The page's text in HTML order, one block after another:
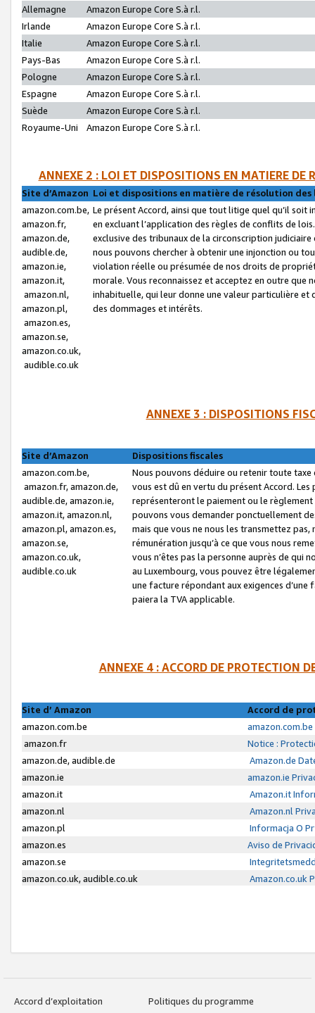
Allemagne
Amazon Europe Core S.à r.l.
Irlande
Amazon Europe Core S.à r.l.
Italie
Amazon Europe Core S.à r.l.
Pays-Bas
Amazon Europe Core S.à r.l.
Pologne
Amazon Europe Core S.à r.l.
Espagne
Amazon Europe Core S.à r.l.
Suède
Amazon Europe Core S.à r.l.
Royaume-Uni
Amazon Europe Core S.à r.l.
ANNEXE 2 : LOI ET DISPOSITIONS EN MATIERE DE
Site d’Amazon Loi et dispositions en matière de résolution
amazon.com.be,
amazon.fr,
amazon.de,
audible.de,
amazon.ie,
amazon.it,
amazon.nl,
amazon.pl,
amazon.es,
amazon.se,
amazon.co.uk,
audible.co.uk
Le présent Accord, ainsi que tout litige quel qu’il soit
en excluant l’application des règles de conflits de
exclusive des tribunaux de la circonscription
nous pouvons chercher à obtenir une injonction ou
violation réelle ou présumée de nos droits de
morale. Vous reconnaissez et acceptez en outre que
inhabituelle, qui leur donne une valeur particulière
des dommages et intérêts.
ANNEXE 3 : DISPOSITIONS
Site d’Amazon
Dispositions fiscales
amazon.com.be,
amazon.fr, amazon.de,
audible.de, amazon.ie,
amazon.it, amazon.nl,
amazon.pl, amazon.es,
amazon.se,
amazon.co.uk,
audible.co.uk
Nous pouvons déduire ou retenir toute
vous est dû en vertu du présent Accord.
représenteront le paiement ou le
pouvons vous demander ponctuellement
mais que vous ne nous les transmettez
rémunération jusqu’à ce que vous nous
vous n’êtes pas la personne auprès de qui
au Luxembourg, vous pouvez être
une facture répondant aux exigences
paiera la TVA applicable.
ANNEXE 4 : ACCORD DE PROTECTION
Site d’ Amazon
Accord de
amazon.com.be
amazon.fr
Notice :
amazon.de, audible.de
Amazon.de
amazon.ie
amazon.ie
amazon.it
Amazon.it
amazon.nl
Amazon.nl
amazon.pl
Informacja O
amazon.es
Aviso de
amazon.se
amazon.co.uk, audible.co.uk
Amazon.co.uk
Accord d’exploitation
Politiques du programme